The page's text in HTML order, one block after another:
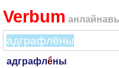
Verbum
адграфлё́ны